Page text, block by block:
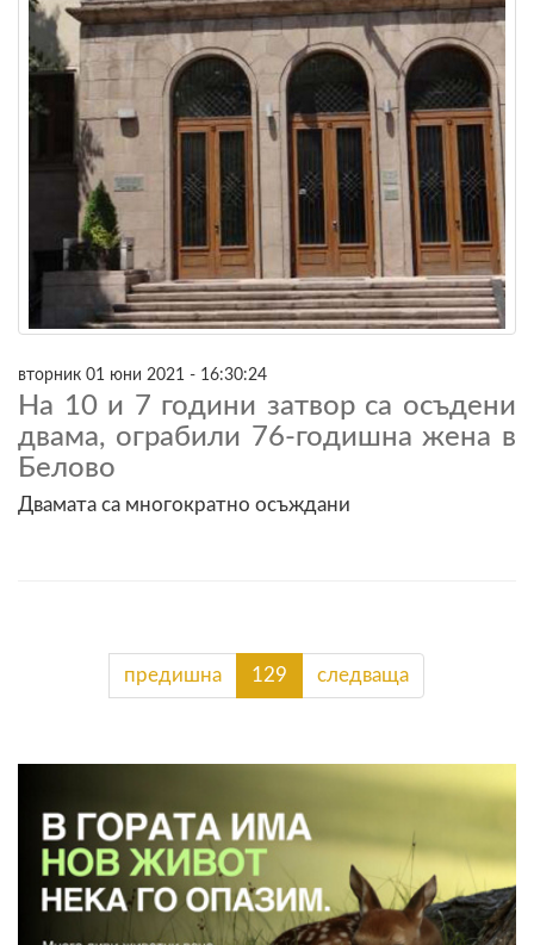
вторник 01 юни 2021 - 16:30:24
На 10 и 7 години затвор са осъдени
двама, ограбили 76-годишна жена в
Белово
Двамата са многократно осъждани
предишна 129 следваща